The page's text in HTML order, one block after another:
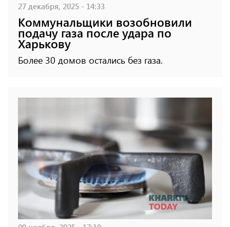
27 декабря, 2025 - 14:33
Коммунальщики возобновили
подачу газа после удара по
Харькову
Более 30 домов остались без газа.